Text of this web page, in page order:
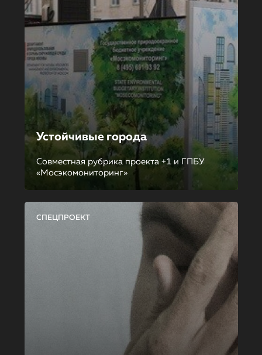
Устойчивые города
Совместная рубрика проекта +1 и ГПБУ
«Мосэкомониторинг»
СПЕЦПРОЕКТ